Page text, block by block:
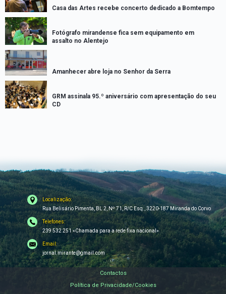
Casa das Artes recebe concerto dedicado a Bomtempo
Fotógrafo mirandense fica sem equipamento em
assalto no Alentejo
Amanhecer abre loja no Senhor da Serra
GRM assinala 95.º aniversário com apresentação do seu
CD
Localização:
Rua Belisário Pimenta, BL 2, Nº 71, R/C Esq., 3220-187 Miranda do Corvo
Telefones:
239 532 251 «Chamada para a rede fixa nacional»
Email:
jornal.mirante@gmail.com
Contactos
Política de Privacidade/Cookies